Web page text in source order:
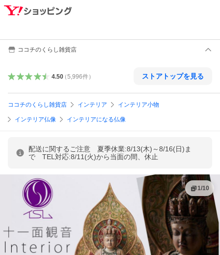
ココチのくらし雑貨店
4.50（5,996件） ストアトップを見る
ココチのくらし雑貨店 インテリア インテリア小物
インテリア仏像 インテリアになる仏像
配送に関するご注意 夏季休業:8/13(木)～8/16(日)ま
で TEL対応:8/11(火)から当面の間、休止
1/10